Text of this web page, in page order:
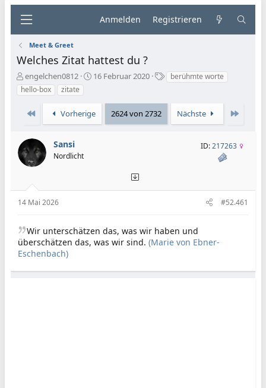
Anmelden Registrieren
Meet & Greet
Welches Zitat hattest du ?
E
r
s
e
l
e
r
engelchen0812
E
e
16 Februar 2020
Sberühmte worte
hello-box
zitate
Erste Vorherige 2624 von 2732 Nächste
Sansi
Nordlicht
ID:217263
14 Mai 2026 #52.461
Wir unterschätzen das, was wir haben und
überschätzen das, was wir sind. (Marie von Ebner-
Eschenbach)